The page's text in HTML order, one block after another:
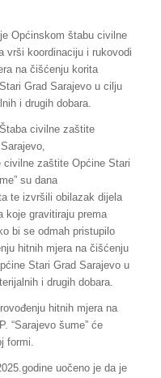
Općinskom štabu civilne
vrši koordinaciju i rukovodi
na čišćenju korita
Grad Sarajevo u cilju
i drugih dobara.
civilne zaštite
civilne zaštite Općine Stari
su dana
te izvršili obilazak dijela
koje gravitiraju prema
bi se odmah pristupilo
hitnih mjera na čišćenju
Stari Grad Sarajevo u
i drugih dobara.
hitnih mjera na
“Sarajevo šume” će
formi.
uočeno je da je